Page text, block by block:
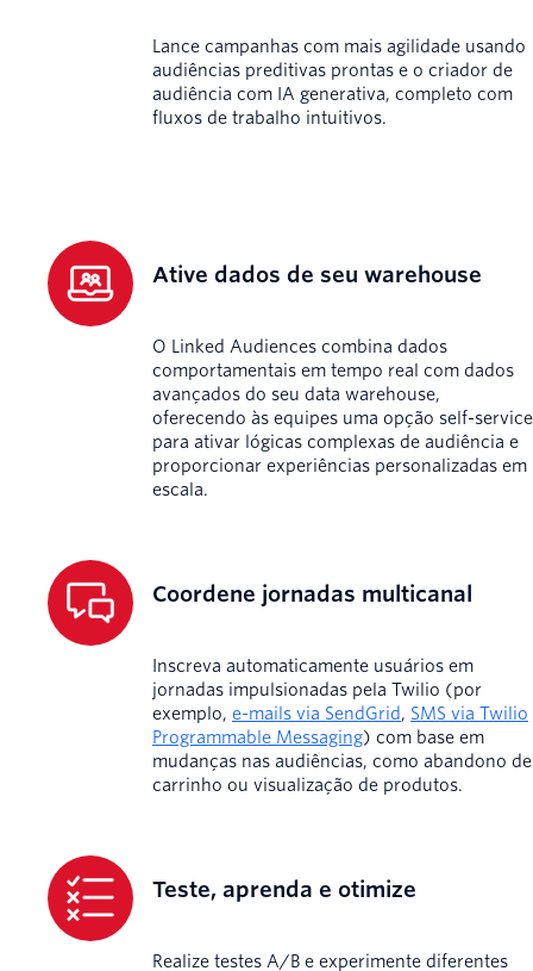
Lance campanhas com mais agilidade usando
audiências preditivas prontas e o criador de
audiência com IA generativa, completo com
fluxos de trabalho intuitivos.
Ative dados de seu warehouse
O Linked Audiences combina dados
comportamentais em tempo real com dados
avançados do seu data warehouse,
oferecendo às equipes uma opção self-service
para ativar lógicas complexas de audiência e
proporcionar experiências personalizadas em
escala.
Coordene jornadas multicanal
Inscreva automaticamente usuários em
jornadas impulsionadas pela Twilio (por
exemplo, e-mails via SendGrid, SMS via Twilio
Programmable Messaging) com base em
mudanças nas audiências, como abandono de
carrinho ou visualização de produtos.
Teste, aprenda e otimize
Realize testes A/B e experimente diferentes